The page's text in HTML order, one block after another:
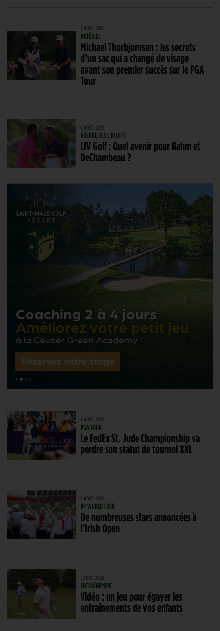
6 AOÛT. 2026
MATÉRIEL
Michael Thorbjornsen : les secrets
d’un sac qui a changé de visage
avant son premier succès sur le PGA
Tour
6 AOÛT. 2026
GUERRE DES CIRCUITS
LIV Golf : Quel avenir pour Rahm et
DeChambeau ?
6 AOÛT. 2026
PGA TOUR
Le FedEx St. Jude Championship va
perdre son statut de tournoi XXL
6 AOÛT. 2026
DP WORLD TOUR
De nombreuses stars annoncées à
l’Irish Open
5 AOÛT. 2026
ENTRAÎNEMENT
Vidéo : un jeu pour égayer les
entraînements de vos enfants